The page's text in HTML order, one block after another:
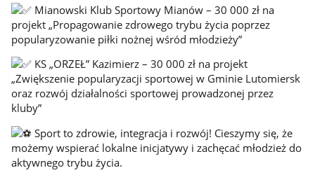
Mianowski Klub Sportowy Mianów – 30 000 zł na
projekt „Propagowanie zdrowego trybu życia poprzez
popularyzowanie piłki nożnej wśród młodzieży”
KS „ORZEŁ” Kazimierz – 30 000 zł na projekt
„Zwiększenie popularyzacji sportowej w Gminie Lutomiersk
oraz rozwój działalności sportowej prowadzonej przez
kluby”
Sport to zdrowie, integracja i rozwój! Cieszymy się, że
możemy wspierać lokalne inicjatywy i zachęcać młodzież do
aktywnego trybu życia.